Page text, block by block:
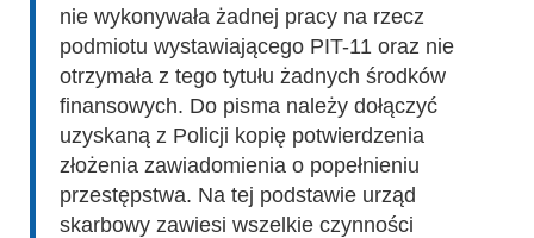
nie wykonywała żadnej pracy na rzecz
podmiotu wystawiającego PIT-11 oraz nie
otrzymała z tego tytułu żadnych środków
finansowych. Do pisma należy dołączyć
uzyskaną z Policji kopię potwierdzenia
złożenia zawiadomienia o popełnieniu
przestępstwa. Na tej podstawie urząd
skarbowy zawiesi wszelkie czynności